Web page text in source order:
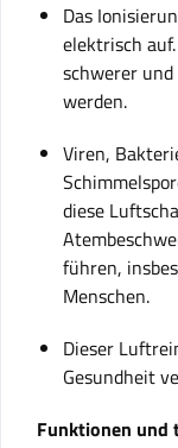
Das
elektrisch
schwerer
werden.
Viren,
diese
führen,
Menschen.
Dieser
Gesundheit
Funktionen und